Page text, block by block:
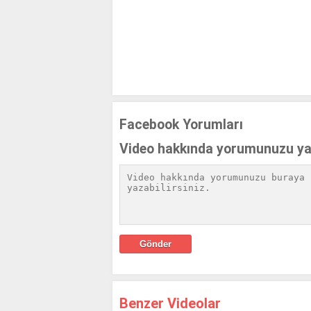
Facebook Yorumları
Video hakkında yorumunuzu
Benzer Videolar